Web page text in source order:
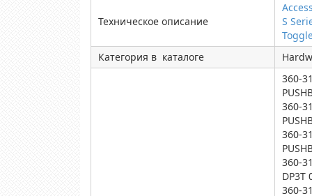
Техническое описание
S
Категория в каталоге
360-
360-
360-
360-
DP3T
360-